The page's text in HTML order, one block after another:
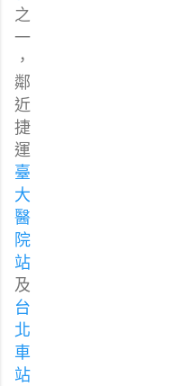
之
一
，
鄰
近
捷
運
臺
大
醫
院
站
及
台
北
車
站